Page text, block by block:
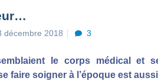
décembre 2018 3
le corps médical et
faire soigner à l’époque est